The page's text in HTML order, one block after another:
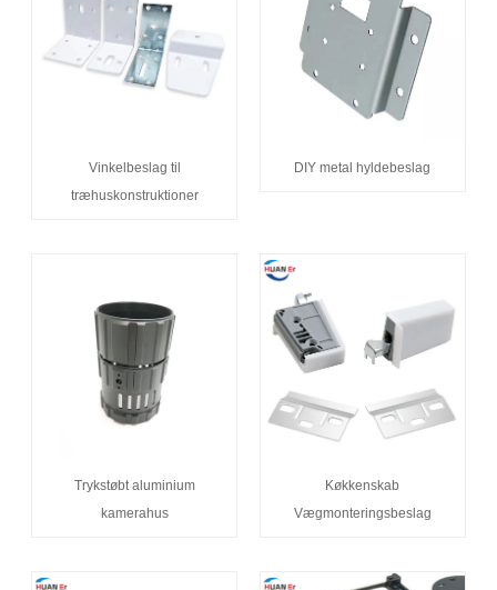
Vinkelbeslag til
træhuskonstruktioner
DIY metal hyldebeslag
Trykstøbt aluminium
kamerahus
Køkkenskab
Vægmonteringsbeslag